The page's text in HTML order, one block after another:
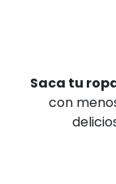
Saca tu
con